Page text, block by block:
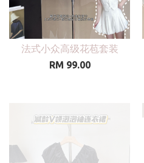
法式小众高级花苞套装
RM 99.00